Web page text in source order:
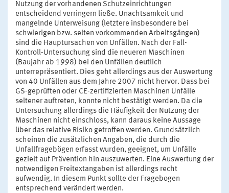
Nutzung der vorhandenen Schutzeinrichtungen
entscheidend verringern ließe. Unachtsamkeit und
mangelnde Unterweisung (letztere insbesondere bei
schwierigen bzw. selten vorkommenden Arbeitsgängen)
sind die Hauptursachen von Unfällen. Nach der Fall-
Kontroll-Untersuchung sind die neueren Maschinen
(Baujahr ab 1998) bei den Unfällen deutlich
unterrepräsentiert. Dies geht allerdings aus der Auswertung
von 40 Unfällen aus dem Jahre 2007 nicht hervor. Dass bei
GS-geprüften oder CE-zertifizierten Maschinen Unfälle
seltener auftreten, konnte nicht bestätigt werden. Da die
Untersuchung allerdings die Häufigkeit der Nutzung der
Maschinen nicht einschloss, kann daraus keine Aussage
über das relative Risiko getroffen werden. Grundsätzlich
scheinen die zusätzlichen Angaben, die durch die
Unfallfragebögen erfasst wurden, geeignet, um Unfälle
gezielt auf Prävention hin auszuwerten. Eine Auswertung der
notwendigen Freitextangaben ist allerdings recht
aufwendig. In diesem Punkt sollte der Fragebogen
entsprechend verändert werden.